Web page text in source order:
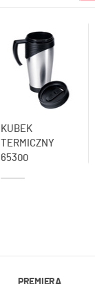
KUBEK
TERMICZNY
65300
PREMIERA